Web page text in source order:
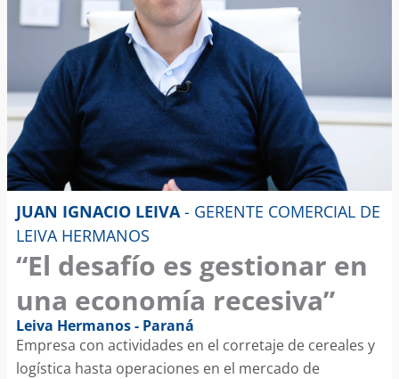
JUAN IGNACIO LEIVA- GERENTE COMERCIAL DE
LEIVA HERMANOS
“El desafío es gestionar en
una economía recesiva”
Leiva Hermanos - Paraná
Empresa con actividades en el corretaje de cereales y
logística hasta operaciones en el mercado de